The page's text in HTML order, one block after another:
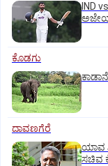
IND
ಕೊಡಗು
ದಾವಣಗೆರೆ
ಯಾವ
ಸಚಿವ